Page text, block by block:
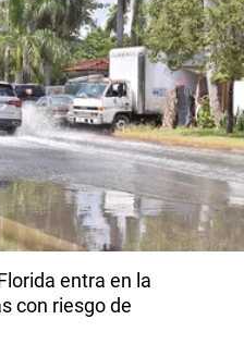
entra en la
con riesgo de